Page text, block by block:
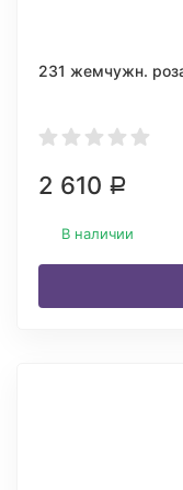
231 жемчужн.
2 610 Р
В наличии